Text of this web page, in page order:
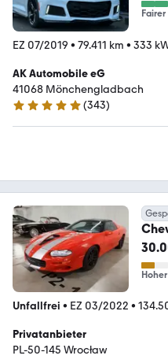
Fairer
EZ 07/2019 • 79.411 km • 333
AK Automobile eG
41068 Mönchengladbach
4.9 Sterne
(343)
Unfallfrei • EZ 03/2022 •
Privatanbieter
PL-50-145 Wrocław